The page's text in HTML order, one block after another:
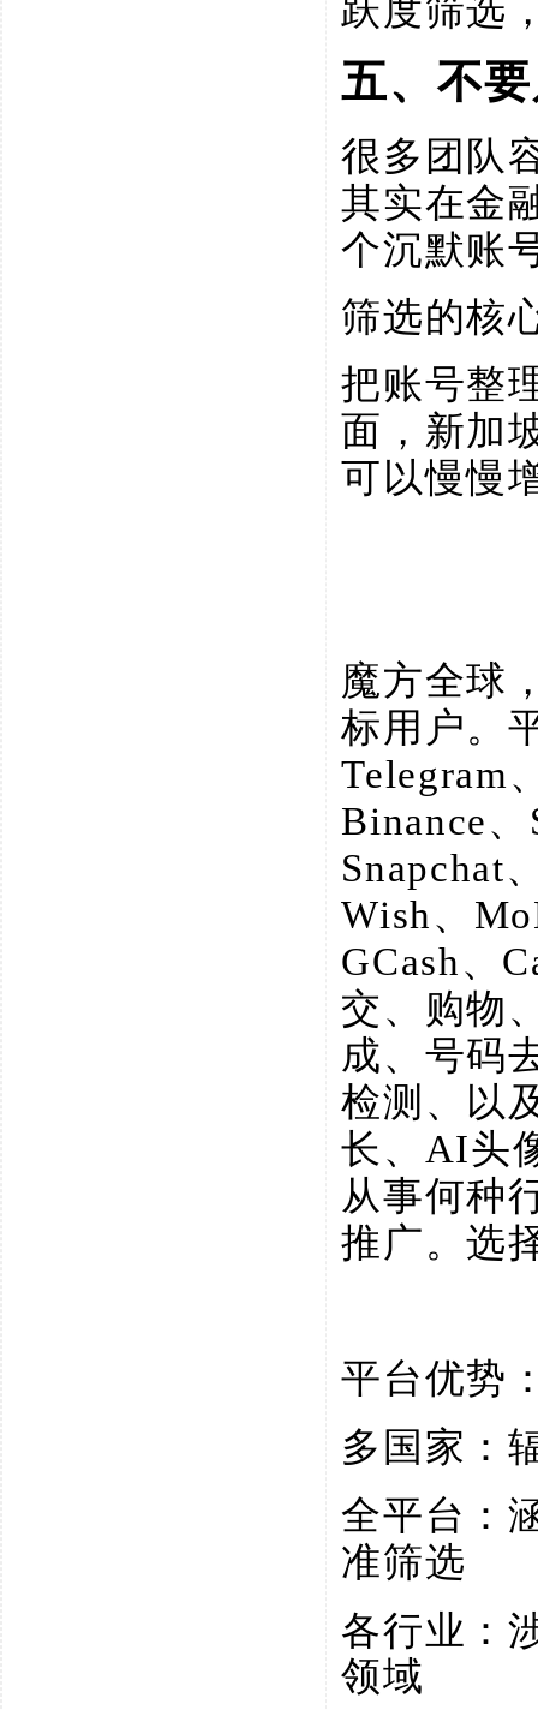
五、不
很多团队
其实在金
个沉默账
筛选的核
把账号整
面，新加
可以慢慢
魔方全球
标用户。
Telegram
Binance
Snapchat
Wish、
GCash、
交、购物
成、号码
检测、以
长、AI头
从事何种
推广。选
平台优势
多国家：
全平台：
准筛选
各行业：
领域